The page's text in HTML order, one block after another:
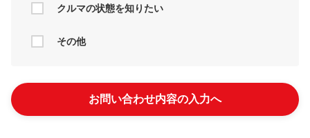
クルマの状態を知りたい
その他
お問い合わせ内容の入力へ